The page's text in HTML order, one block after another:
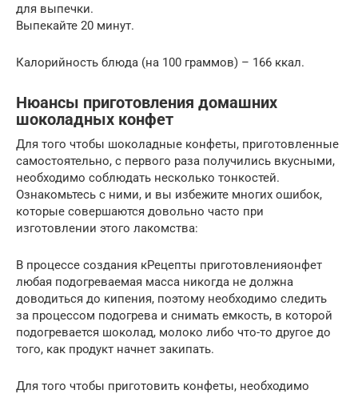
для выпечки.
Выпекайте 20 минут.
Калорийность блюда (на 100 граммов) – 166 ккал.
Нюансы приготовления домашних
шоколадных конфет
Для того чтобы шоколадные конфеты, приготовленные
самостоятельно, с первого раза получились вкусными,
необходимо соблюдать несколько тонкостей.
Ознакомьтесь с ними, и вы избежите многих ошибок,
которые совершаются довольно часто при
изготовлении этого лакомства:
В процессе создания кРецепты приготовленияонфет
любая подогреваемая масса никогда не должна
доводиться до кипения, поэтому необходимо следить
за процессом подогрева и снимать емкость, в которой
подогревается шоколад, молоко либо что-то другое до
того, как продукт начнет закипать.
Для того чтобы приготовить конфеты, необходимо